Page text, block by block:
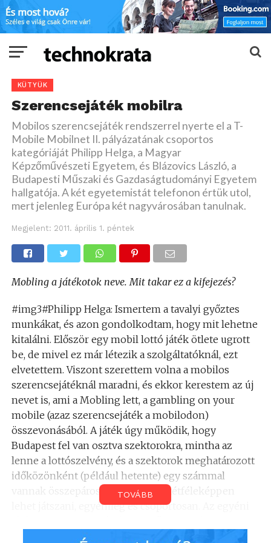
KÜTYÜK
Szerencsejáték mobilra
Mobilos szerencsejáték rendszerrel nyerte el a T-
Mobile Mobilnet II. pályázatának csoportos
kategóriáját Philipp Helga, a Magyar
Képzőművészeti Egyetem, és Blázovics László, a
Budapesti Műszaki és Gazdaságtudományi Egyetem
hallgatója. A két egyetemistát telefonon értük utol,
mert jelenleg Európa két nagyvárosában tanulnak.
Megjelent: 2011. április 1. péntek
Mobling a játékotok neve. Mit takar ez a kifejezés?
#img3#Philipp Helga: Ismertem a tavalyi győztes
munkákat, és azon gondolkodtam, hogy mit lehetne
kitalálni. Először egy mobil lottó játék ötlete ugrott
be, de mivel ez már létezik a szolgáltatóknál, ezt
elvetettem. Viszont szerettem volna a mobilos
szerencsejátéknál maradni, és ekkor kerestem az új
nevet is, ami a Mobling lett, a gambling on your
mobile (azaz szerencsejáték a mobilodon)
összevonásából. A játék úgy működik, hogy
Budapest fel van osztva szektorokra, mintha az
lenne a lottószelvény, és a szektorok meghatározott
időközönként (például hetente) egy számmal
vannak összepárosítva. A játékot kétféleképpen
lehet játszani, egyénileg és csoportosan. Az egyéni
kapnak, és sorrendben át kell haladniuk azokon a
TOVÁBB